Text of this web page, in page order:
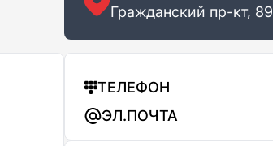
Гражданский пр-кт, 89
ТЕЛЕФОН
ЭЛ.ПОЧТА